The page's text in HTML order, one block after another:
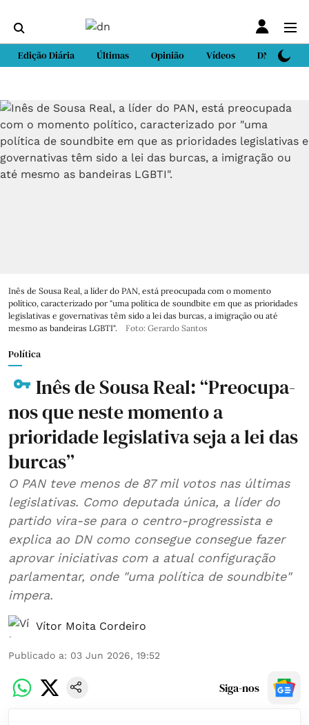
Edição Diária Últimas Opinião Vídeos DN Sport
Inês de Sousa Real, a líder do PAN, está preocupada com o momento
político, caracterizado por "uma política de soundbite em que as prioridades
legislativas e governativas têm sido a lei das burcas, a imigração ou até
mesmo as bandeiras LGBTI".
Foto: Gerardo Santos
Política
Inês de Sousa Real: “Preocupa-
nos que neste momento a
prioridade legislativa seja a lei das
burcas”
O PAN teve menos de 87 mil votos nas últimas
legislativas. Como deputada única, a líder do
partido vira-se para o centro-progressista e
explica ao DN como consegue consegue fazer
aprovar iniciativas com a atual configuração
parlamentar, onde "uma política de soundbite"
impera.
Vítor Moita Cordeiro
Publicado a: 03 Jun 2026, 19:52
Siga-nos